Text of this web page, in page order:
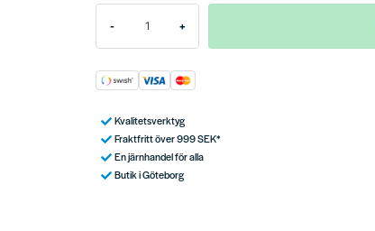
- +
Kvalitetsverktyg
Fraktfritt över 999 SEK*
En järnhandel för alla
Butik i Göteborg